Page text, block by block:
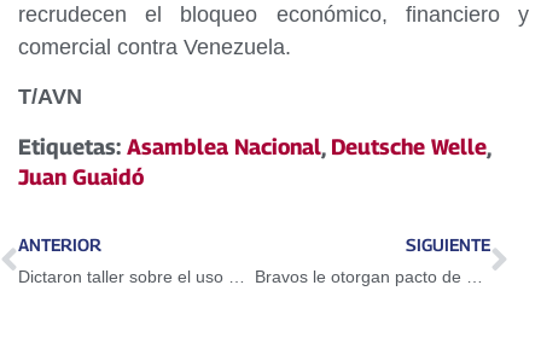
recrudecen el bloqueo económico, financiero y
comercial contra Venezuela.
T/AVN
Etiquetas: Asamblea Nacional, Deutsche Welle,
Juan Guaidó
ANTERIOR SIGUIENTE